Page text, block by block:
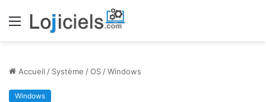
Menu
Accueil / Système /OS /Windows
Windows